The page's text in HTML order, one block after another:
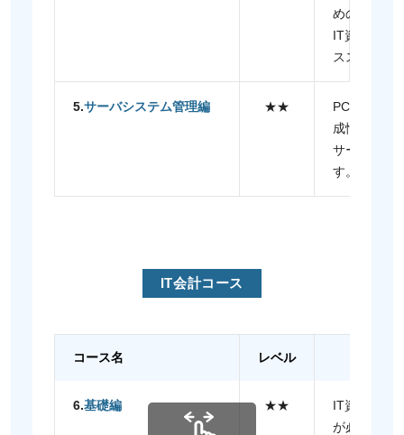
めのコース
IT資産管理
ススメです
5.サーバシステム管理編 ★★
PC端末の
成情報の管
サーバやシ
す。
IT会計コース
コース名 レベル
6.基礎編 ★★
IT資産の棚
が必要か、